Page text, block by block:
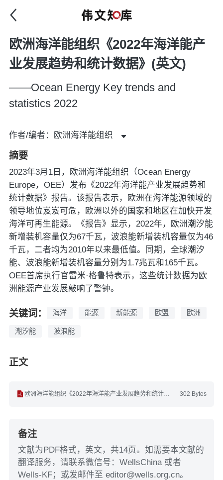
欧洲海洋能组织《2022年海洋能产
业发展趋势和统计数据》(英文)
——Ocean Energy Key trends and
statistics 2022
作者/编者：欧洲海洋能组织
摘要
2023年3月1日，欧洲海洋能组织（Ocean Energy
Europe，OEE）发布《2022年海洋能产业发展趋势和
统计数据》报告。该报告表示，欧洲在海洋能源领域的
领导地位岌岌可危，欧洲以外的国家和地区在加快开发
海洋可再生能源。《报告》显示，2022年，欧洲潮汐能
新增装机容量仅为67千瓦，波浪能新增装机容量仅为46
千瓦，二者均为2010年以来最低值。同期，全球潮汐
能、波浪能新增装机容量分别为1.7兆瓦和165千瓦。
OEE首席执行官雷米·格鲁特表示，这些统计数据为欧
洲能源产业发展敲响了警钟。
关键词： 海洋 能源 新能源 欧盟 欧洲
潮汐能 波浪能
正文
302 Bytes
欧洲海洋能组织《2022年海洋能产业发展趋势和统计数据》(英文).pdf
备注
文献为PDF格式，英文，共14页。如需要本文献的
翻译服务，请联系微信号：WellsChina 或者
Wells-KF；或发邮件至 editor@wells.org.cn。